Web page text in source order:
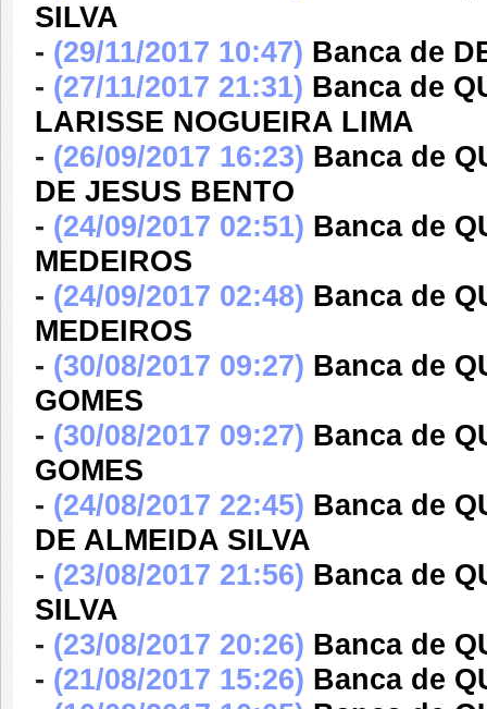
SILVA
- (29/11/2017 10:47) Banca de
- (27/11/2017 21:31) Banca de
LARISSE NOGUEIRA LIMA
- (26/09/2017 16:23) Banca de
DE JESUS BENTO
- (24/09/2017 02:51) Banca de
MEDEIROS
- (24/09/2017 02:48) Banca de
MEDEIROS
- (30/08/2017 09:27) Banca de
GOMES
- (30/08/2017 09:27) Banca de
GOMES
- (24/08/2017 22:45) Banca de
DE ALMEIDA SILVA
- (23/08/2017 21:56) Banca de
SILVA
- (23/08/2017 20:26) Banca de
- (21/08/2017 15:26) Banca de